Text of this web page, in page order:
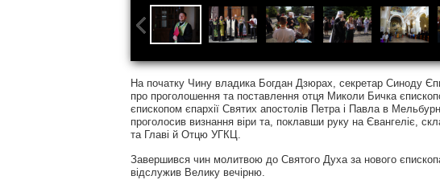
На початку Чину владика Богдан Дзюрах, секретар Синоду
про проголошення та поставлення отця Миколи Бичка
єпископом єпархії Святих апостолів Петра і Павла в
проголосив визнання віри та, поклавши руку на Євангеліє,
та Главі й Отцю УГКЦ.
Завершився чин молитвою до Святого Духа за нового
відслужив Велику вечірню.